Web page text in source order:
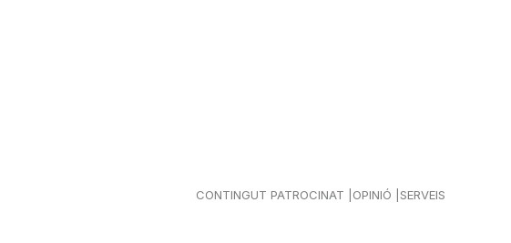
CONTINGUT PATROCINAT OPINIÓ SERVEIS